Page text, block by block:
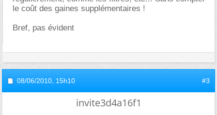
le coût des gaines supplémentaires !
Bref, pas évident
08/06/2010, 15h10 #3
invite3d4a16f1